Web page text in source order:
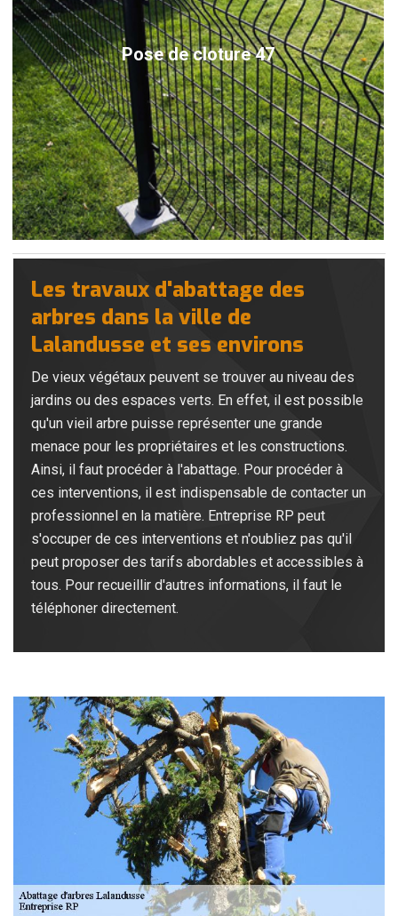
Pose de cloture 47
Les travaux d'abattage des
arbres dans la ville de
Lalandusse et ses environs
De vieux végétaux peuvent se trouver au niveau des
jardins ou des espaces verts. En effet, il est possible
qu'un vieil arbre puisse représenter une grande
menace pour les propriétaires et les constructions.
Ainsi, il faut procéder à l'abattage. Pour procéder à
ces interventions, il est indispensable de contacter un
professionnel en la matière. Entreprise RP peut
s'occuper de ces interventions et n'oubliez pas qu'il
peut proposer des tarifs abordables et accessibles à
tous. Pour recueillir d'autres informations, il faut le
téléphoner directement.